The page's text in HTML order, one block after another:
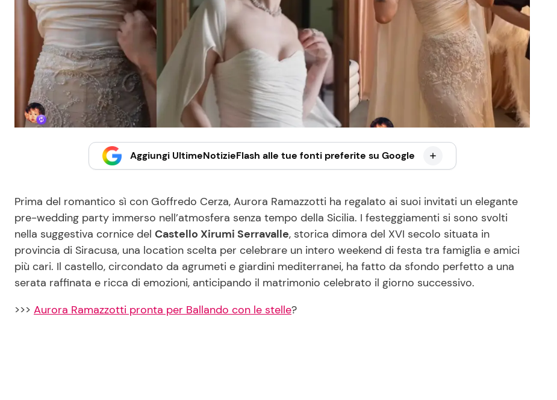
Aggiungi UltimeNotizieFlash alle tue fonti preferite su Google
Prima del romantico sì con Goffredo Cerza, Aurora Ramazzotti ha regalato ai suoi invitati un elegante
pre-wedding party immerso nell’atmosfera senza tempo della Sicilia. I festeggiamenti si sono svolti
nella suggestiva cornice del Castello Xirumi Serravalle, storica dimora del XVI secolo situata in
provincia di Siracusa, una location scelta per celebrare un intero weekend di festa tra famiglia e amici
più cari. Il castello, circondato da agrumeti e giardini mediterranei, ha fatto da sfondo perfetto a una
serata raffinata e ricca di emozioni, anticipando il matrimonio celebrato il giorno successivo.
>>> Aurora Ramazzotti pronta per Ballando con le stelle?